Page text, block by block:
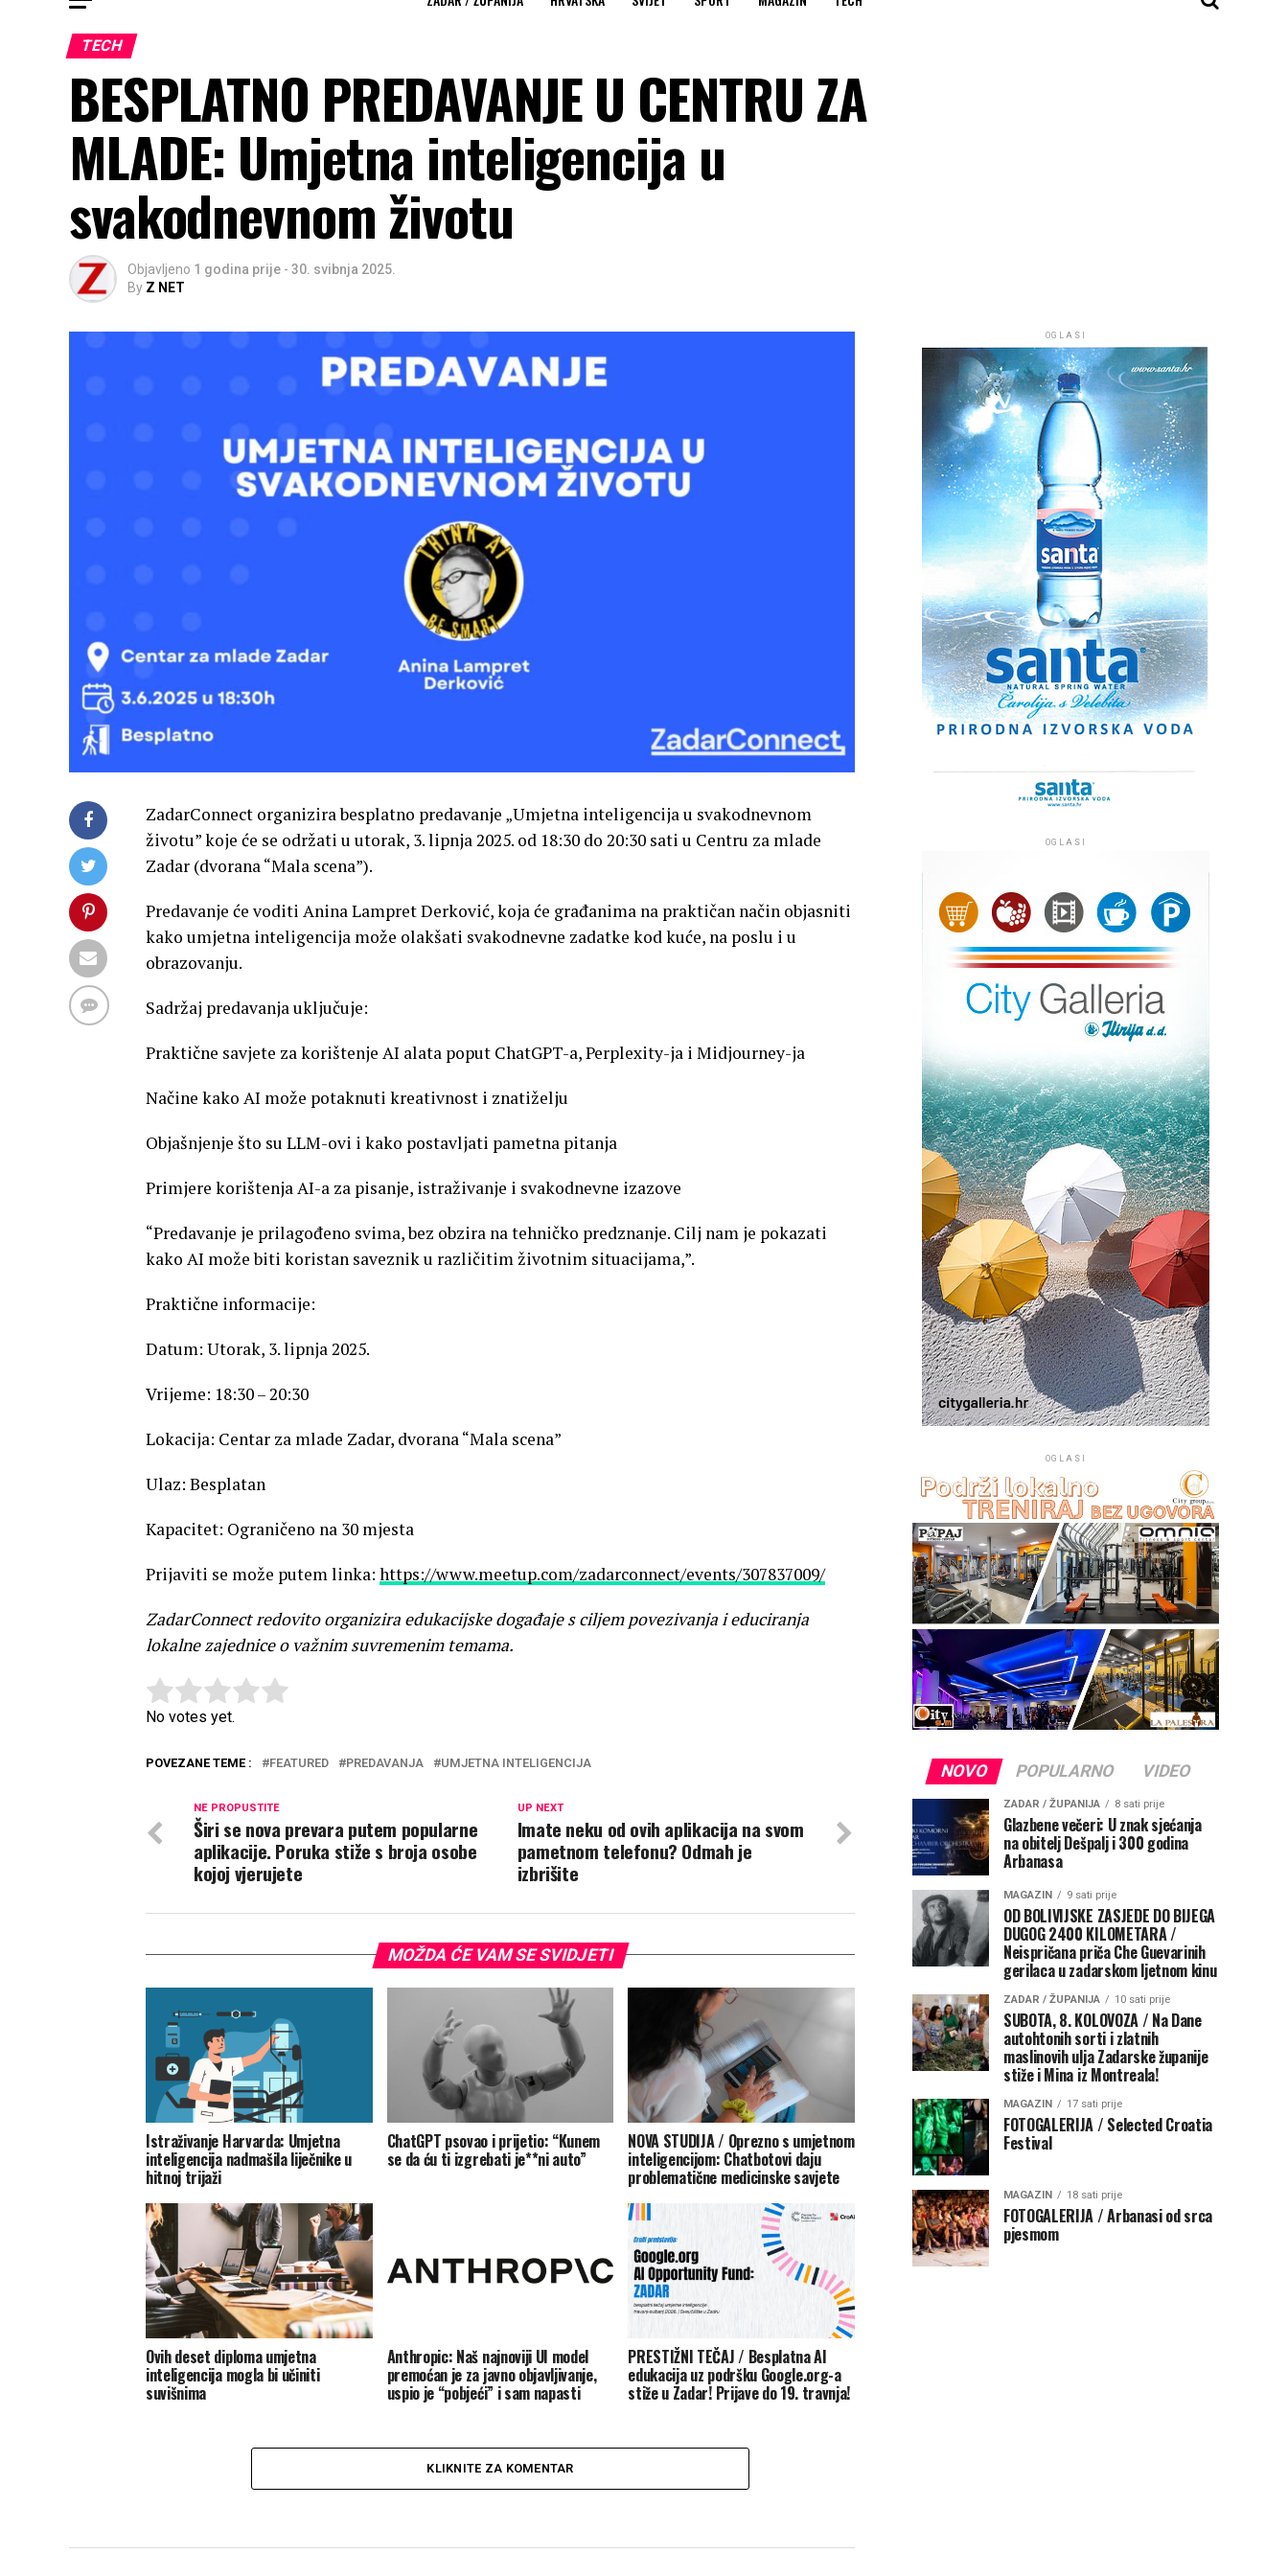
TECH
BESPLATNO PREDAVANJE U CENTRU ZA
MLADE: Umjetna inteligencija u
svakodnevnom životu
Objavljeno 1 godina prije - 30. svibnja 2025.
By Z NET
ZadarConnect organizira besplatno predavanje „Umjetna inteligencija u svakodnevnom
životu” koje će se održati u utorak, 3. lipnja 2025. od 18:30 do 20:30 sati u Centru za mlade
Zadar (dvorana “Mala scena”).
Predavanje će voditi Anina Lampret Derković, koja će građanima na praktičan način objasniti
kako umjetna inteligencija može olakšati svakodnevne zadatke kod kuće, na poslu i u
obrazovanju.
Sadržaj predavanja uključuje:
Praktične savjete za korištenje AI alata poput ChatGPT-a, Perplexity-ja i Midjourney-ja
Načine kako AI može potaknuti kreativnost i znatiželju
Objašnjenje što su LLM-ovi i kako postavljati pametna pitanja
Primjere korištenja AI-a za pisanje, istraživanje i svakodnevne izazove
“Predavanje je prilagođeno svima, bez obzira na tehničko predznanje. Cilj nam je pokazati
kako AI može biti koristan saveznik u različitim životnim situacijama,”.
Praktične informacije:
Datum: Utorak, 3. lipnja 2025.
Vrijeme: 18:30 – 20:30
Lokacija: Centar za mlade Zadar, dvorana “Mala scena”
Ulaz: Besplatan
Kapacitet: Ograničeno na 30 mjesta
Prijaviti se može putem linka: https://www.meetup.com/zadarconnect/events/307837009/
ZadarConnect redovito organizira edukacijske događaje s ciljem povezivanja i educiranja
lokalne zajednice o važnim suvremenim temama.
Rate this item:
No votes yet.
POVEZANE TEME : FEATURED PREDAVANJA UMJETNA INTELIGENCIJA
UP NEXT
Imate neku od ovih aplikacija na svom
pametnom telefonu? Odmah je
izbrišite
NE PROPUSTITE
Širi se nova prevara putem popularne
aplikacije. Poruka stiže s broja osobe
kojoj vjerujete
MOŽDA ĆE VAM SE SVIDJETI
Istraživanje Harvarda: Umjetna
inteligencija nadmašila liječnike u
hitnoj trijaži
ChatGPT psovao i prijetio: “Kunem
se da ću ti izgrebati je**ni auto”
NOVA STUDIJA / Oprezno s umjetnom
inteligencijom: Chatbotovi daju
problematične medicinske savjete
Ovih deset diploma umjetna
inteligencija mogla bi učiniti
suvišnima
Anthropic: Naš najnoviji UI model
premoćan je za javno objavljivanje,
uspio je “pobjeći” i sam napasti
PRESTIŽNI TEČAJ / Besplatna AI
edukacija uz podršku Google.org-a
stiže u Zadar! Prijave do 19. travnja!
KLIKNITE ZA KOMENTAR
OGLASI
OGLASI
OGLASI
NOVO POPULARNO VIDEO
ZADAR / ŽUPANIJA 8 sati prije
Glazbene večeri: U znak sjećanja
na obitelj Dešpalj i 300 godina
Arbanasa
MAGAZIN 9 sati prije
OD BOLIVIJSKE ZASJEDE DO BIJEGA
DUGOG 2400 KILOMETARA /
Neispričana priča Che Guevarinih
gerilaca u zadarskom ljetnom kinu
ZADAR / ŽUPANIJA 10 sati prije
SUBOTA, 8. KOLOVOZA / Na Dane
autohtonih sorti i zlatnih
maslinovih ulja Zadarske županije
stiže i Mina iz Montreala!
MAGAZIN 17 sati prije
FOTOGALERIJA / Selected Croatia
Festival
MAGAZIN 18 sati prije
FOTOGALERIJA / Arbanasi od srca
pjesmom